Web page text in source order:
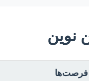
نوین
فرصت‌ها